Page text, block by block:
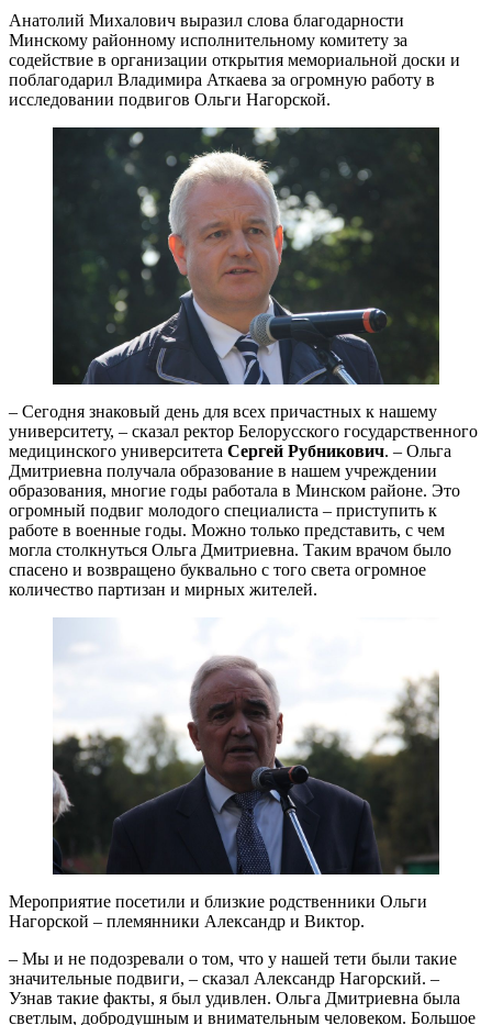
Анатолий Михалович выразил слова благодарности
Минскому районному исполнительному комитету за
содействие в организации открытия мемориальной доски и
поблагодарил Владимира Аткаева за огромную работу в
исследовании подвигов Ольги Нагорской.
– Сегодня знаковый день для всех причастных к нашему
университету, – сказал ректор Белорусского государственного
медицинского университета Сергей Рубникович. – Ольга
Дмитриевна получала образование в нашем учреждении
образования, многие годы работала в Минском районе. Это
огромный подвиг молодого специалиста – приступить к
работе в военные годы. Можно только представить, с чем
могла столкнуться Ольга Дмитриевна. Таким врачом было
спасено и возвращено буквально с того света огромное
количество партизан и мирных жителей.
Мероприятие посетили и близкие родственники Ольги
Нагорской – племянники Александр и Виктор.
– Мы и не подозревали о том, что у нашей тети были такие
значительные подвиги, – сказал Александр Нагорский. –
Узнав такие факты, я был удивлен. Ольга Дмитриевна была
светлым, добродушным и внимательным человеком. Большое